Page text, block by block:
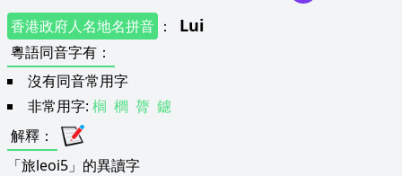
香港政府人名地名拼音 ： Lui
粵語同音字有 ：
沒有同音常用字
非常用字: 榈 櫚 膂 鑢
解釋 ：
「旅leoi5」的異讀字